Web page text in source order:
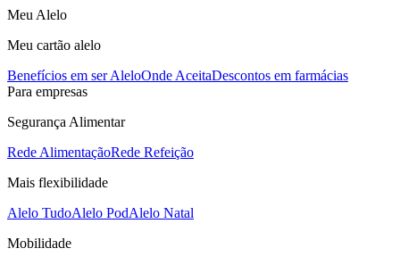
Meu Alelo
Meu cartão alelo
Benefícios em ser AleloOnde AceitaDescontos em farmácias
Para empresas
Segurança Alimentar
Rede AlimentaçãoRede Refeição
Mais flexibilidade
Alelo TudoAlelo PodAlelo Natal
Mobilidade